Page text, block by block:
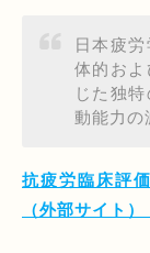
日本疲
体的お
じた独
動能力の
抗疲労臨床評
（外部サイト